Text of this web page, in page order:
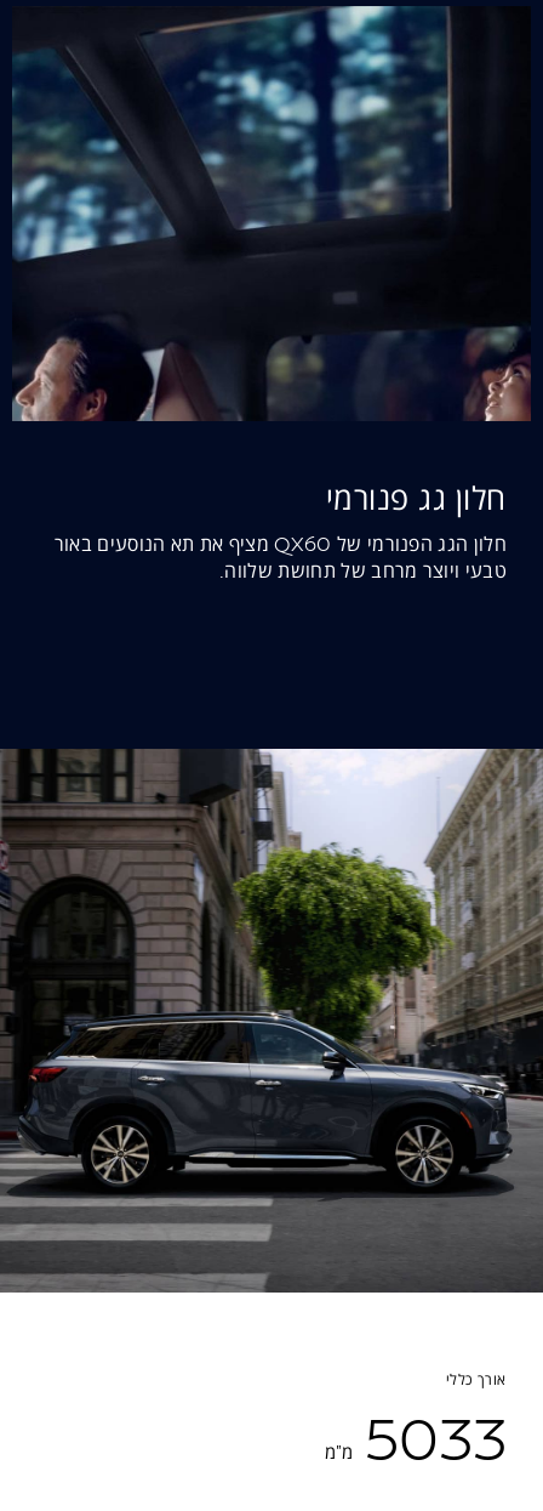
חלון גג פנורמי
חלון הגג הפנורמי של QX60 מציף את תא הנוסעים באור
טבעי ויוצר מרחב של תחושת שלווה.
אורך כללי
5033 מ"מ